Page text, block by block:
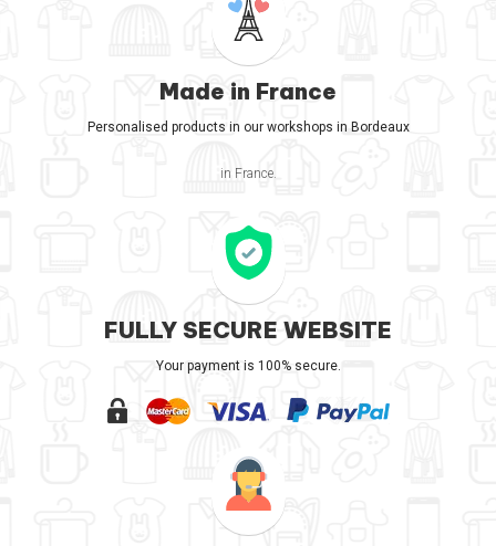
Made in France
Personalised products in our workshops in Bordeaux
in France.
FULLY SECURE WEBSITE
Your payment is 100% secure.